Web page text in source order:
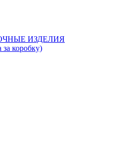
ИЗДЕЛИЯ
коробку)